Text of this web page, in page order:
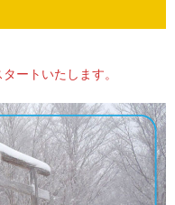
ートいたします。